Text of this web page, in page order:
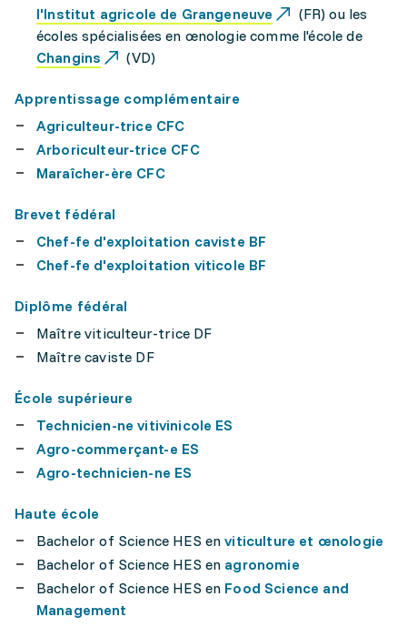
l'Institut agricole de Grangeneuve
(FR) ou les
écoles spécialisées en œnologie comme l'école de
Changins
(VD)
Apprentissage complémentaire
Agriculteur-trice CFC
Arboriculteur-trice CFC
Maraîcher-ère CFC
Brevet fédéral
Chef-fe d'exploitation caviste BF
Chef-fe d'exploitation viticole BF
Diplôme fédéral
Maître viticulteur-trice DF
Maître caviste DF
École supérieure
Technicien-ne vitivinicole ES
Agro-commerçant-e ES
Agro-technicien-ne ES
Haute école
Bachelor of Science HES enviticulture et œnologie
Bachelor of Science HES en agronomie
Bachelor of Science HES en Food Science and
Management